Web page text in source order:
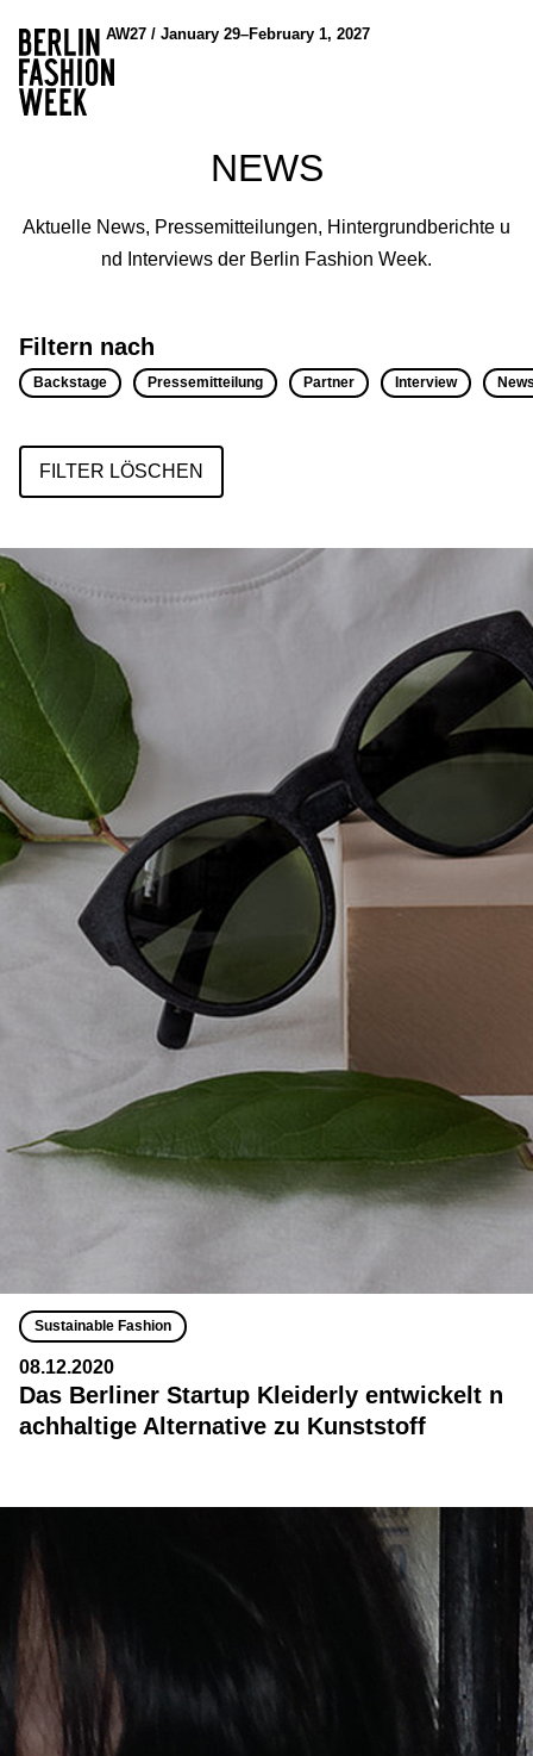
AW27 / January 29–February 1, 2027
NEWS
Aktuelle News, Pressemitteilungen, Hintergrundberichte u
nd Interviews der Berlin Fashion Week.
Filtern nach
Backstage Pressemitteilung Partner Interview
FILTER LÖSCHEN
Sustainable Fashion
08.12.2020
Das Berliner Startup Kleiderly entwickelt n
achhaltige Alternative zu Kunststoff